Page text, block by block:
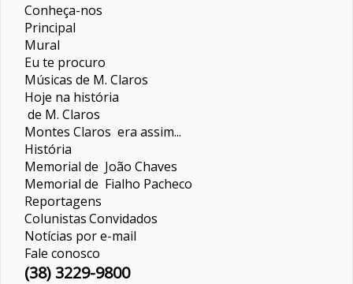
Conheça-nos
Principal
Mural
Eu te procuro
Músicas de M. Claros
Hoje na história
de M. Claros
Montes Claros era assim...
História
Memorial de João Chaves
Memorial de Fialho Pacheco
Reportagens
ColunistasConvidados
Notícias por e-mail
Fale conosco
(38) 3229-9800